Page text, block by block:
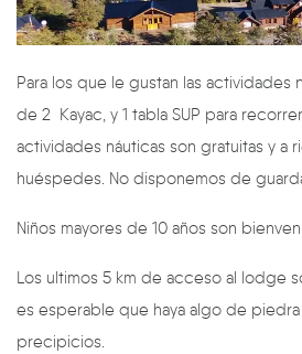
Para los que le gustan las
de 2 Kayac, y 1 tabla SUP para
actividades náuticas son gratuitas y a
huéspedes. No disponemos de
Niños mayores de 10 años son
Los ultimos 5 km de acceso al lodge
es esperable que haya algo de piedra
precipicios.